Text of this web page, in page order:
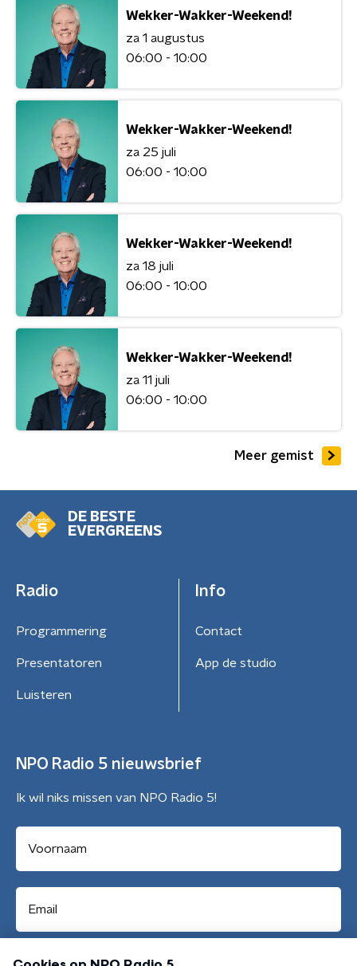
Wekker-Wakker-Weekend!
za 1 augustus
06:00 - 10:00
Wekker-Wakker-Weekend!
za 25 juli
06:00 - 10:00
Wekker-Wakker-Weekend!
za 18 juli
06:00 - 10:00
Wekker-Wakker-Weekend!
za 11 juli
06:00 - 10:00
Meer gemist
DE BESTE
EVERGREENS
Radio
Programmering
Presentatoren
Luisteren
Info
Contact
App de studio
NPO Radio 5 nieuwsbrief
Ik wil niks missen van NPO Radio 5!
Aanmelden